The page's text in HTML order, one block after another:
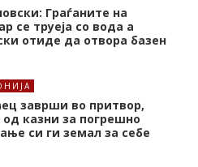
Граѓаните на
се труеја со вода а
отиде да отвора базен
заврши во притвор,
од казни за погрешно
си ги земал за себе